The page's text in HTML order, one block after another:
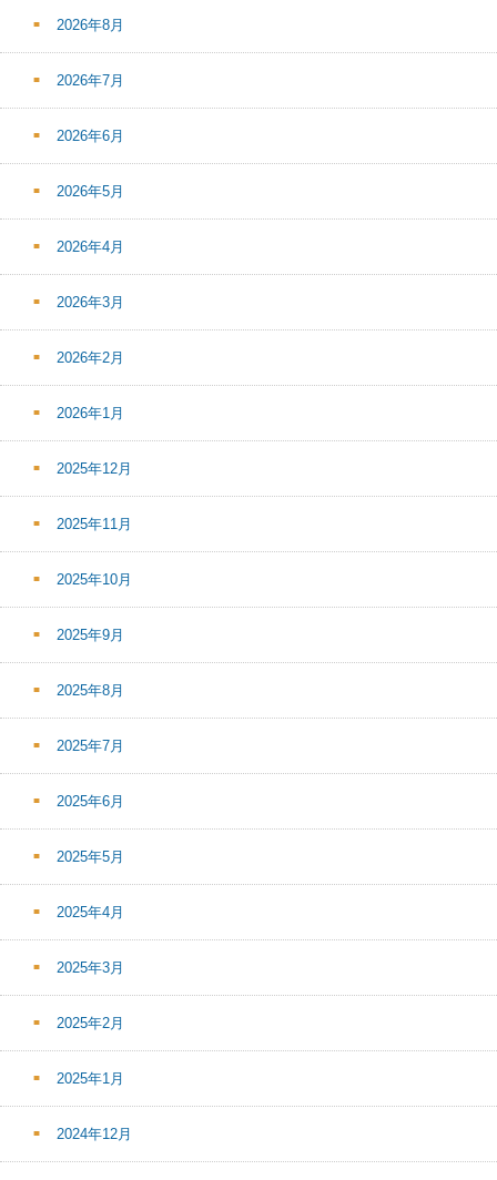
2026年8月
2026年7月
2026年6月
2026年5月
2026年4月
2026年3月
2026年2月
2026年1月
2025年12月
2025年11月
2025年10月
2025年9月
2025年8月
2025年7月
2025年6月
2025年5月
2025年4月
2025年3月
2025年2月
2025年1月
2024年12月